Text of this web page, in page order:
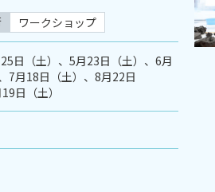
ワークショップ
日（土）、5月23日（土）、6月
7月18日（土）、8月22日
日（土）